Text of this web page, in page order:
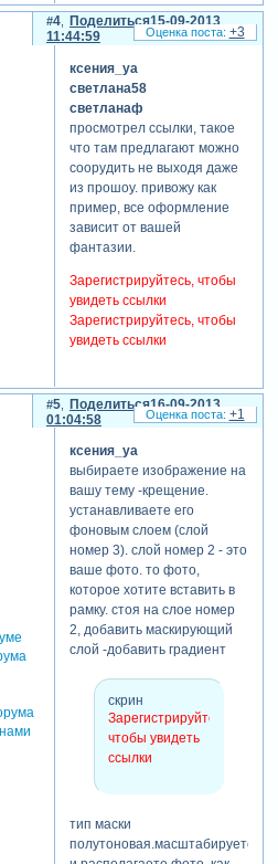
Поделиться
4
15-09-2013
11:44:59
ксения_ya
светлана58
светланаф
просмотрел ссылки, такое
что там предлагают можно
соорудить не выходя даже
из прошоу. привожу как
пример, все оформление
зависит от вашей
фантазии.
Зарегистрируйтесь, чтобы
увидеть ссылки
Зарегистрируйтесь, чтобы
увидеть ссылки
+3
Поделиться
5
16-09-2013
01:04:58
ксения_ya
выбираете изображение на
вашу тему -крещение.
устанавливаете его
фоновым слоем (слой
номер 3). слой номер 2 - это
ваше фото. то фото,
которое хотите вставить в
рамку. стоя на слое номер
2, добавить маскирующий
слой -добавить градиент
скрин
Зарегистрируйтесь,
чтобы увидеть
ссылки
тип маски
полутоновая.масштабируете
+1